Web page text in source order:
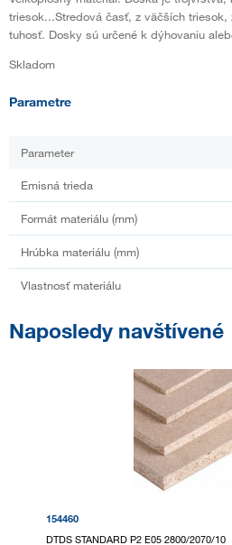
triesok...Stredová časť, z väčších
tuhosť. Dosky sú určené k dýhovaniu
Skladom
Parametre
Parameter
Emisná trieda
Formát materiálu (mm)
Hrúbka materiálu (mm)
Vlastnosť materiálu
Naposledy navštívené
154460
DTDS STANDARD P2 E05 2800/2070/10